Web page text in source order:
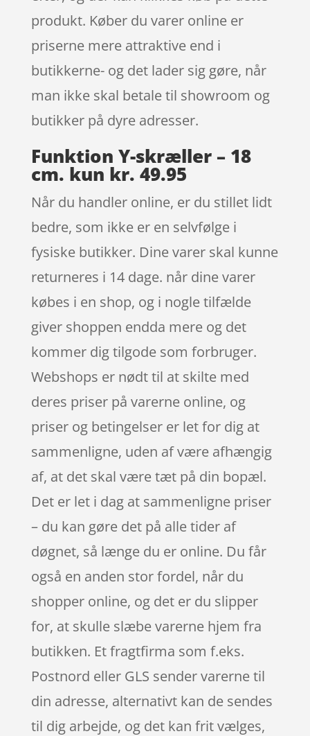
produkt. Køber du varer online er
priserne mere attraktive end i
butikkerne- og det lader sig gøre, når
man ikke skal betale til showroom og
butikker på dyre adresser.
Funktion Y-skræller – 18
cm. kun kr. 49.95
Når du handler online, er du stillet lidt
bedre, som ikke er en selvfølge i
fysiske butikker. Dine varer skal kunne
returneres i 14 dage. når dine varer
købes i en shop, og i nogle tilfælde
giver shoppen endda mere og det
kommer dig tilgode som forbruger.
Webshops er nødt til at skilte med
deres priser på varerne online, og
priser og betingelser er let for dig at
sammenligne, uden af være afhængig
af, at det skal være tæt på din bopæl.
Det er let i dag at sammenligne priser
– du kan gøre det på alle tider af
døgnet, så længe du er online. Du får
også en anden stor fordel, når du
shopper online, og det er du slipper
for, at skulle slæbe varerne hjem fra
butikken. Et fragtfirma som f.eks.
Postnord eller GLS sender varerne til
din adresse, alternativt kan de sendes
til dig arbejde, og det kan frit vælges,